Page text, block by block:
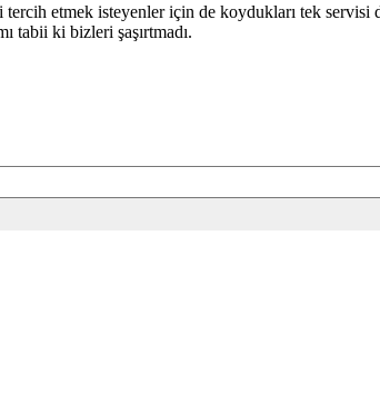
tercih etmek isteyenler için de koydukları tek
tabii ki bizleri şaşırtmadı.